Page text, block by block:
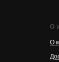
О
О